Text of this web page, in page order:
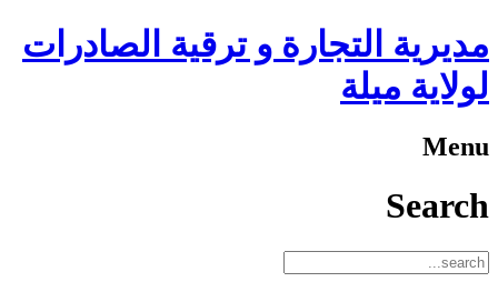
مديرية التجارة و ترقية الصادرات
لولاية ميلة
Menu
Search